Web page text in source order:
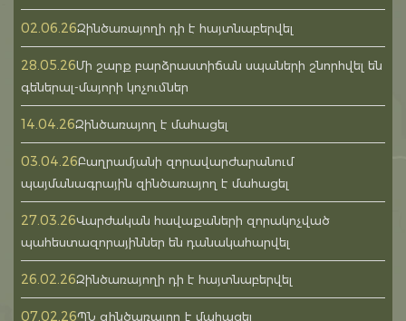
02.06.26Զինծառայողի դի է հայտնաբերվել
28.05.26Մի շարք բարձրաստիճան սպաների շնորհվել են
գեներալ-մայորի կոչումներ
14.04.26Զինծառայող է մահացել
03.04.26Բաղրամյանի զորավարժարանում
պայմանագրային զինծառայող է մահացել
27.03.26Վարժական հավաքաների զորակոչված
պահեստազորայիններ են դանակահարվել
26.02.26Զինծառայողի դի է հայտնաբերվել
07.02.26ՊՆ զինծառայող է մահացել